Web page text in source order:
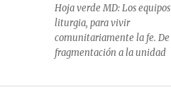
Hoja verde MD: Los
liturgia, para vivir
comunitariamente la fe.
fragmentación a la unidad